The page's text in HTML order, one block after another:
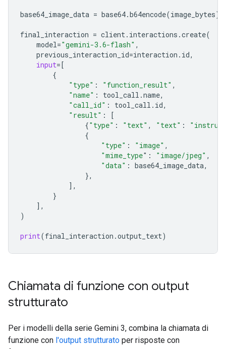
base64_image_data = base64.b64encode(image_bytes)
final_interaction = client. interactions .create(
model="gemini-3.6-flash" ,
previous_interaction_id=interaction . id,
input= [
{
"type" : "function_result" ,
"name" : tool_call .name,
"call_id" : tool_call . id,
"result" :
[
{"type" : "text" , "text" :
{
"type" : "image" ,
"mime_type" : "image/jpeg" ,
"data" : base64_image_data,
},
],
}
],
)
print(final_interaction .output_text)
Chiamata di funzione con output
strutturato
Per i modelli della serie Gemini 3, combina la chiamata di
funzione con l'output strutturato per risposte con